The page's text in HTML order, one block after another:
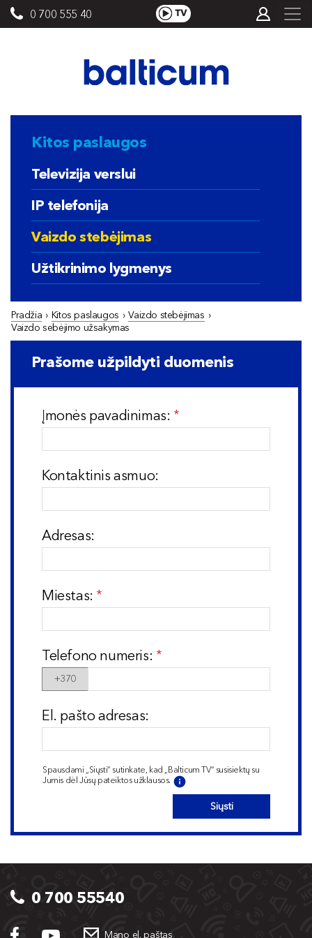
0 700 555 40
Kitos paslaugos
Televizija verslui
IP telefonija
Vaizdo stebėjimas
Užtikrinimo lygmenys
Pradžia › Kitos paslaugos › Vaizdo stebėjimas ›
Vaizdo sebėjimo užsakymas
Prašome užpildyti duomenis
Įmonės pavadinimas:
Kontaktinis asmuo:
Adresas:
Miestas:
Telefono numeris:
+370
El. pašto adresas:
Spausdami „Siųsti“ sutinkate, kad „Balticum TV“ susisiektų su
Jumis dėl Jūsų pateiktos užklausos.
Siųsti
0 700 55540
Mano el. paštas